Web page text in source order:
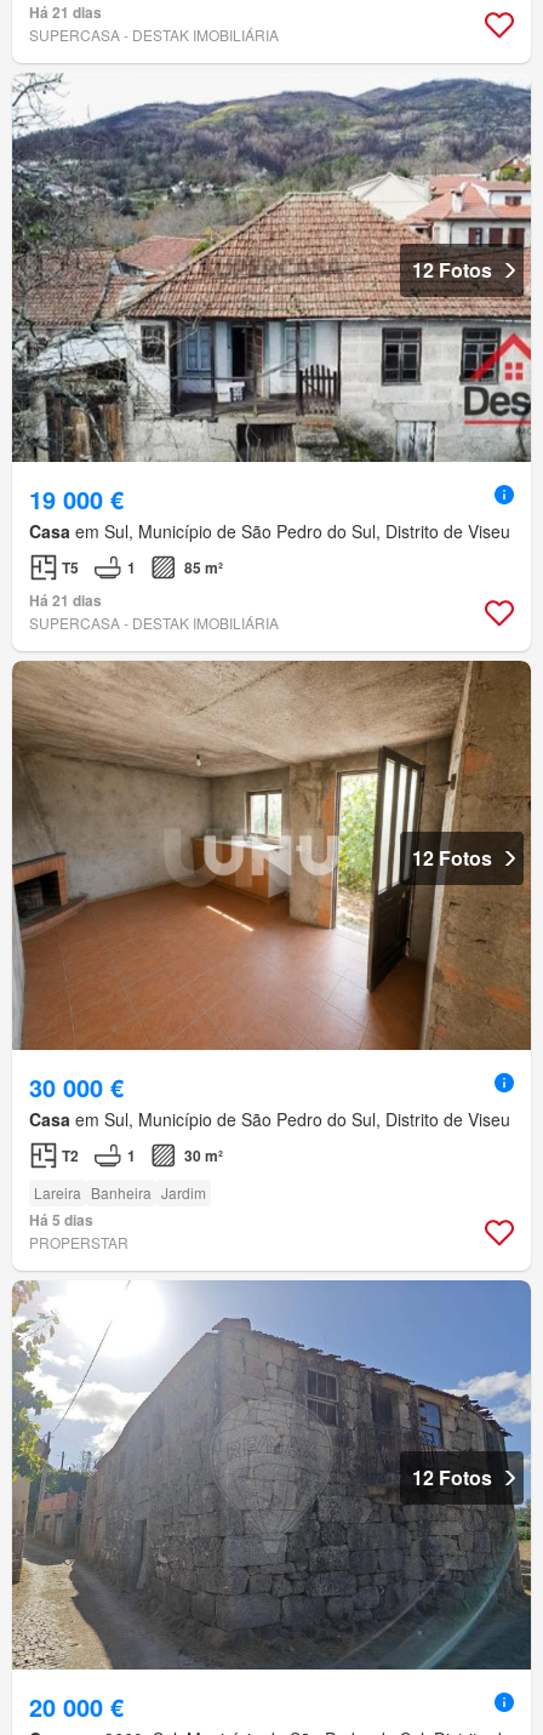
Há 21 dias
SUPERCASA - DESTAK IMOBILIÁRIA
12 Fotos
19 000 €
Casa em Sul, Município de São Pedro do Sul, Distrito de Viseu
T5 1
85 m²
Há 21 dias
SUPERCASA - DESTAK IMOBILIÁRIA
12 Fotos
30 000 €
Casa em Sul, Município de São Pedro do Sul, Distrito de Viseu
T2 1 30 m²
Lareira Banheira Jardim
Há 5 dias
PROPERSTAR
12 Fotos
20 000 €